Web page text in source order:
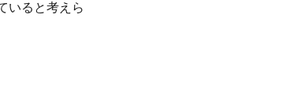
いると考えら